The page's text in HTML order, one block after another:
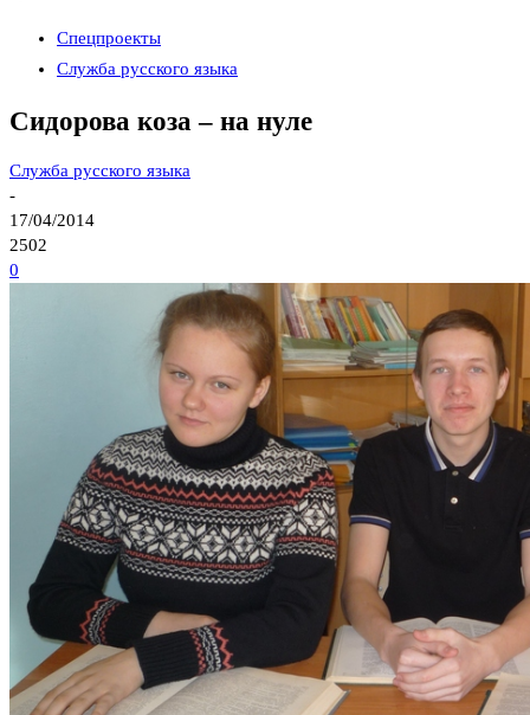
Спецпроекты
Служба русского языка
Сидорова коза – на нуле
Служба русского языка
-
17/04/2014
2502
0